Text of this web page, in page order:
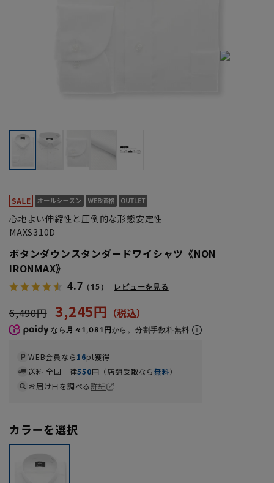
心地よい伸縮性と圧倒的な形態安定性
MAXS310D
ボタンダウンスタンダードワイシャツ《NON
IRONMAX》
4.7 （15） レビューを見る
6,490円 3,245円
なら 月々1,081円から。分割手数料無料
WEB会員なら16pt獲得
送料 全国一律550円（店舗受取なら無料）
お届け日を調べる詳細
カラーを選択